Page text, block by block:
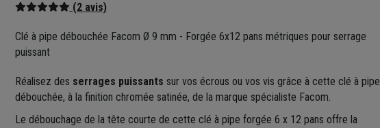
(2 avis)
Clé à pipe débouchée Facom Ø 9 mm - Forgée 6x12 pans métriques pour serrage
puissant
Réalisez des serrages puissants sur vos écrous ou vos vis grâce à cette clé à pipe
débouchée, à la finition chromée satinée, de la marque spécialiste Facom.
Le débouchage de la tête courte de cette clé à pipe forgée 6 x 12 pans offre la